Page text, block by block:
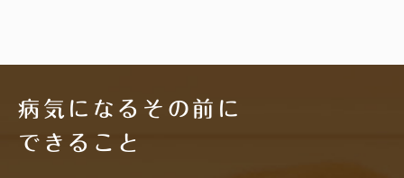
病気になるその前に
できること